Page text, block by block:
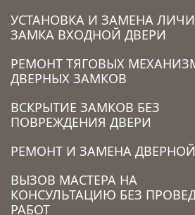
УСТАНОВКА И ЗАМЕНА
ЗАМКА ВХОДНОЙ ДВЕРИ
РЕМОНТ ТЯГОВЫХ
ДВЕРНЫХ ЗАМКОВ
ВСКРЫТИЕ ЗАМКОВ БЕЗ
ПОВРЕЖДЕНИЯ ДВЕРИ
РЕМОНТ И ЗАМЕНА
ВЫЗОВ МАСТЕРА НА
КОНСУЛЬТАЦИЮ БЕЗ
РАБОТ